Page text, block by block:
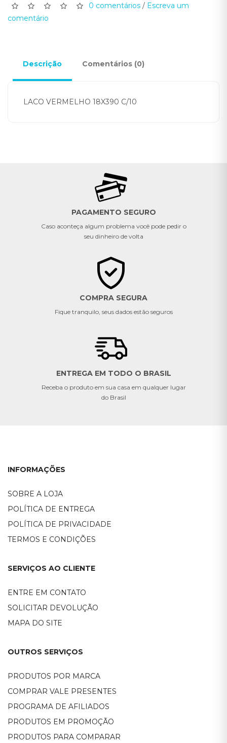
0 comentários / Escreva um
comentário
Descrição Comentários (0)
LACO VERMELHO 18X390 C/10
PAGAMENTO SEGURO
Caso aconteça algum problema você pode pedir o
seu dinheiro de volta
COMPRA SEGURA
Fique tranquilo, seus dados estão seguros
ENTREGA EM TODO O BRASIL
Receba o produto em sua casa em qualquer lugar
do Brasil
INFORMAÇÕES
SOBRE A LOJA
POLÍTICA DE ENTREGA
POLÍTICA DE PRIVACIDADE
TERMOS E CONDIÇÕES
SERVIÇOS AO CLIENTE
ENTRE EM CONTATO
SOLICITAR DEVOLUÇÃO
MAPA DO SITE
OUTROS SERVIÇOS
PRODUTOS POR MARCA
COMPRAR VALE PRESENTES
PROGRAMA DE AFILIADOS
PRODUTOS EM PROMOÇÃO
PRODUTOS PARA COMPARAR